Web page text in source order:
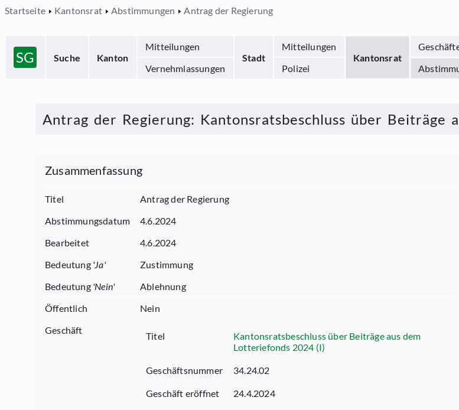
Startseite Kantonsrat Abstimmungen Antrag der Regierung
SG Suche Kanton
Mitteilungen
Stadt
Mitteilungen
Kantonsrat
Vernehmlassungen
Polizei
Antrag der Regierung: Kantonsratsbeschluss über Beiträge
Zusammenfassung
Titel
Antrag der Regierung
Abstimmungsdatum
4.6.2024
Bearbeitet
4.6.2024
Bedeutung 'Ja'
Zustimmung
Bedeutung 'Nein'
Ablehnung
Öffentlich
Nein
Geschäft
Titel
Kantonsratsbeschluss über Beiträge aus dem
Lotteriefonds 2024 (I)
Geschäftsnummer 34.24.02
Geschäft eröffnet 24.4.2024